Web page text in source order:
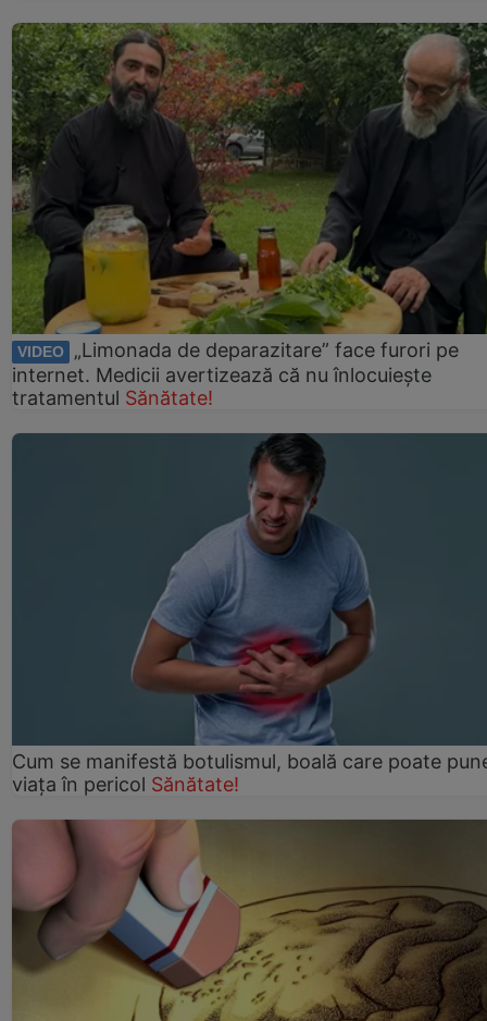
VIDEO
„Limonada de deparazitare” face furori pe
internet. Medicii avertizează că nu înlocuiește
tratamentul Sănătate!
Cum se manifestă botulismul, boală care poate
viaţa în pericol Sănătate!